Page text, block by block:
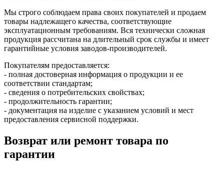
Мы строго соблюдаем права своих покупателей и продаем
товары надлежащего качества, соответствующие
эксплуатационным требованиям. Вся технически сложная
продукция рассчитана на длительный срок службы и имеет
гарантийные условия заводов-производителей.
Покупателям предоставляется:
- полная достоверная информация о продукции и ее
соответствии стандартам;
- сведения о потребительских свойствах;
- продолжительность гарантии;
- документация на изделие с указанием условий и мест
предоставления сервисной поддержки.
Возврат или ремонт товара по
гарантии